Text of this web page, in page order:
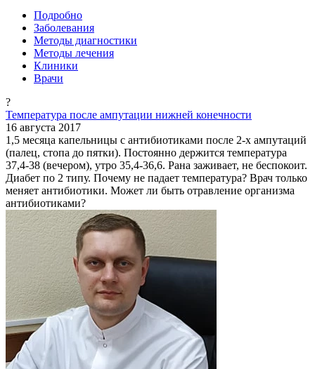
Подробно
Заболевания
Методы диагностики
Методы лечения
Клиники
Врачи
?
Температура после ампутации нижней конечности
16 августа 2017
1,5 месяца капельницы с антибиотиками после 2-х ампутаций
(палец, стопа до пятки). Постоянно держится температура
37,4-38 (вечером), утро 35,4-36,6. Рана заживает, не беспокоит.
Диабет по 2 типу. Почему не падает температура? Врач только
меняет антибиотики. Может ли быть отравление организма
антибиотиками?